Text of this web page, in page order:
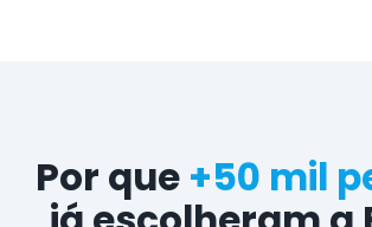
Por que +50 mil